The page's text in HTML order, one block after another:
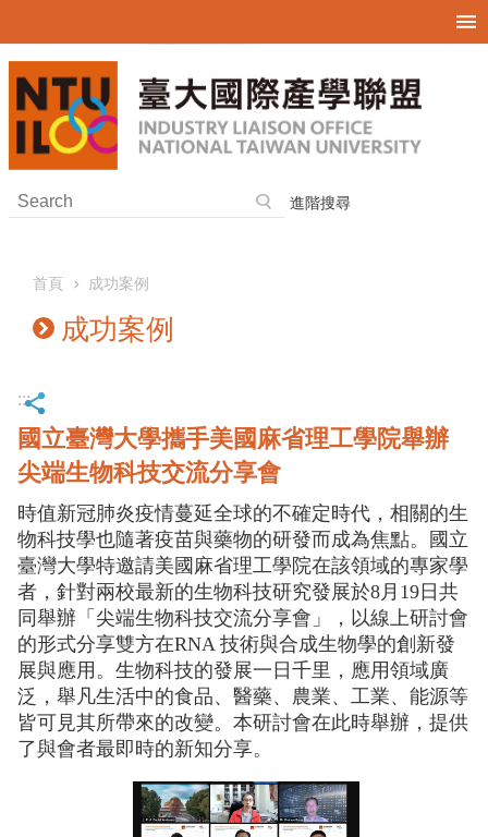
進階搜尋
首頁 成功案例
成功案例
:::
國立臺灣大學攜手美國麻省理工學院舉辦
尖端生物科技交流分享會
時值新冠肺炎疫情蔓延全球的不確定時代，相關的生
物科技學也隨著疫苗與藥物的研發而成為焦點。國立
臺灣大學特邀請美國麻省理工學院在該領域的專家學
者，針對兩校最新的生物科技研究發展於8月19日共
同舉辦「尖端生物科技交流分享會」，以線上研討會
的形式分享雙方在RNA 技術與合成生物學的創新發
展與應用。生物科技的發展一日千里，應用領域廣
泛，舉凡生活中的食品、醫藥、農業、工業、能源等
皆可見其所帶來的改變。本研討會在此時舉辦，提供
了與會者最即時的新知分享。